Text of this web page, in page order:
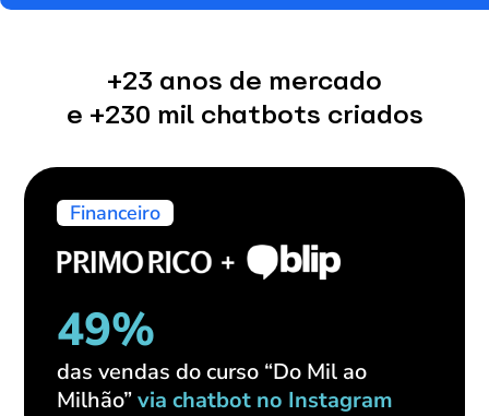
+23 anos de mercado
e +230 mil chatbots criados
Financeiro
49%
das vendas do curso “Do Mil ao
Milhão”via chatbot no Instagram